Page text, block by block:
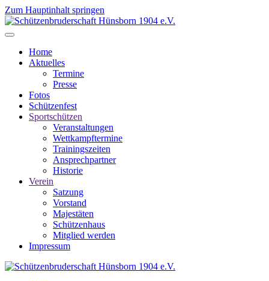
Zum Hauptinhalt springen
Home
Aktuelles
Termine
Presse
Fotos
Schützenfest
Sportschützen
Veranstaltungen
Wettkampftermine
Trainingszeiten
Ansprechpartner
Historie
Verein
Satzung
Vorstand
Majestäten
Schützenhaus
Mitglied werden
Impressum